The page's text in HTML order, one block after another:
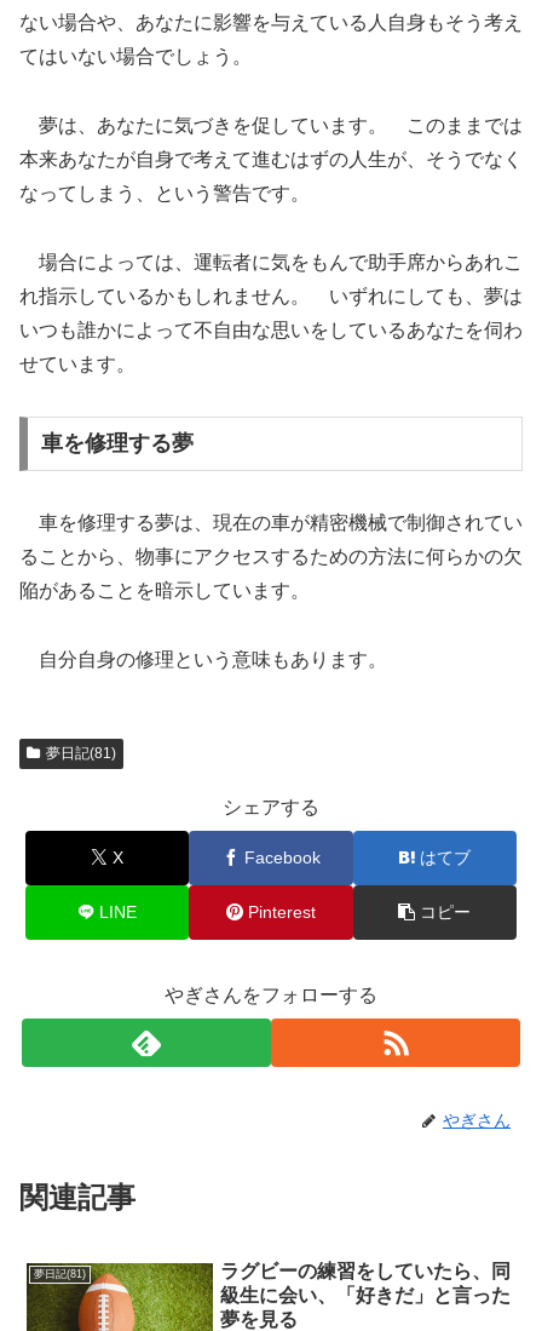
ない場合や、あなたに影響を与えている人自身もそう考え
てはいない場合でしょう。
夢は、あなたに気づきを促しています。 このままでは
本来あなたが自身で考えて進むはずの人生が、そうでなく
なってしまう、という警告です。
場合によっては、運転者に気をもんで助手席からあれこ
れ指示しているかもしれません。 いずれにしても、夢は
いつも誰かによって不自由な思いをしているあなたを伺わ
せています。
車を修理する夢
車を修理する夢は、現在の車が精密機械で制御されてい
ることから、物事にアクセスするための方法に何らかの欠
陥があることを暗示しています。
自分自身の修理という意味もあります。
夢日記(81)
シェアする
X Facebook はてブ
LINE Pinterest コピー
やぎさんをフォローする
やぎさん
関連記事
夢日記(81)
ラグビーの練習をしていたら、同
級生に会い、「好きだ」と言った
夢を見る